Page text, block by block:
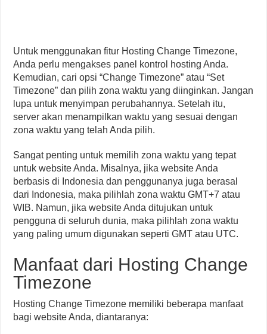
Untuk menggunakan fitur Hosting Change Timezone,
Anda perlu mengakses panel kontrol hosting Anda.
Kemudian, cari opsi “Change Timezone” atau “Set
Timezone” dan pilih zona waktu yang diinginkan. Jangan
lupa untuk menyimpan perubahannya. Setelah itu,
server akan menampilkan waktu yang sesuai dengan
zona waktu yang telah Anda pilih.
Sangat penting untuk memilih zona waktu yang tepat
untuk website Anda. Misalnya, jika website Anda
berbasis di Indonesia dan penggunanya juga berasal
dari Indonesia, maka pilihlah zona waktu GMT+7 atau
WIB. Namun, jika website Anda ditujukan untuk
pengguna di seluruh dunia, maka pilihlah zona waktu
yang paling umum digunakan seperti GMT atau UTC.
Manfaat dari Hosting Change
Timezone
Hosting Change Timezone memiliki beberapa manfaat
bagi website Anda, diantaranya: